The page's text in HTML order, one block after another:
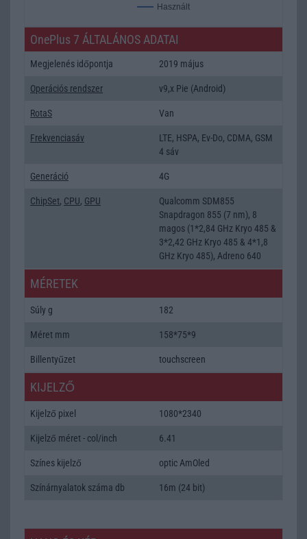
Használt
OnePlus 7 ÁLTALÁNOS ADATAI
Megjelenés időpontja 2019 május
Operációs rendszer v9,x Pie (Android)
RotaS Van
Frekvenciasáv
LTE, HSPA, Ev-Do, CDMA, GSM
4 sáv
Generáció 4G
ChipSet, CPU, GPU
Qualcomm SDM855
Snapdragon 855 (7 nm), 8
magos (1*2,84 GHz Kryo 485 &
3*2,42 GHz Kryo 485 & 4*1,8
GHz Kryo 485), Adreno 640
MÉRETEK
Súly g 182
Méret mm 158*75*9
Billentyűzet touchscreen
KIJELZŐ
Kijelző pixel 1080*2340
Kijelző méret - col/inch 6.41
Színes kijelző optic AmOled
Színárnyalatok száma db 16m (24 bit)